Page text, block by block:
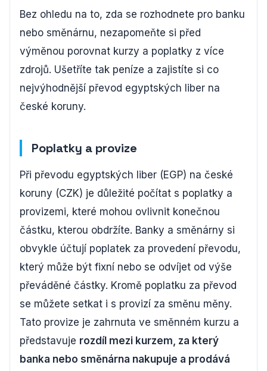
Bez ohledu na to, zda se rozhodnete pro banku
nebo směnárnu, nezapomeňte si před
výměnou porovnat kurzy a poplatky z více
zdrojů. Ušetříte tak peníze a zajistíte si co
nejvýhodnější převod egyptských liber na
české koruny.
Poplatky a provize
Při převodu egyptských liber (EGP) na české
koruny (CZK) je důležité počítat s poplatky a
provizemi, které mohou ovlivnit konečnou
částku, kterou obdržíte. Banky a směnárny si
obvykle účtují poplatek za provedení převodu,
který může být fixní nebo se odvíjet od výše
převáděné částky. Kromě poplatku za převod
se můžete setkat i s provizí za směnu měny.
Tato provize je zahrnuta ve směnném kurzu a
představuje rozdíl mezi kurzem, za který
banka nebo směnárna nakupuje a prodává